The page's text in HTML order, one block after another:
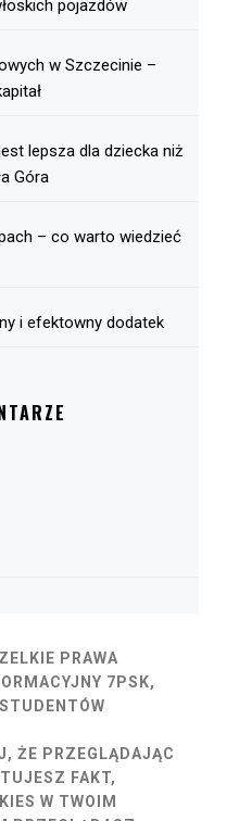
pojazdów
w Szczecinie –
lepsza dla dziecka niż
Góra
– co warto wiedzieć
i efektowny dodatek
PRAWA
7PSK,
ŻE PRZEGLĄDAJĄC
FAKT,
W TWOIM